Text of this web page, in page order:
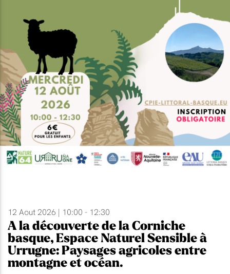
12 Aout 2026 | 10:00 - 12:30
A la découverte de la Corniche
basque, Espace Naturel Sensible à
Urrugne: Paysages agricoles entre
montagne et océan.